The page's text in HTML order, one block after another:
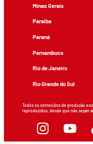
Minas Gerais
Paraíba
Paraná
Pernambuco
Rio de Janeiro
Rio Grande do Sul
Todos os conteúdos de produção
reproduzidos, desde que não sejam